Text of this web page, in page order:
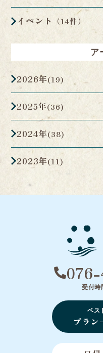
イベント （14件）
ア
2026年(19)
2025年(36)
2024年(38)
2023年(11)
受付時
ベス
プラ